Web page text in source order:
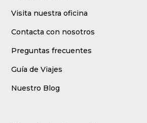
Visita nuestra oficina
Contacta con nosotros
Preguntas frecuentes
Guía de Viajes
Nuestro Blog